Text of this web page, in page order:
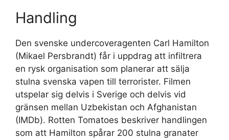
Handling
Den svenske undercoveragenten Carl Hamilton
(Mikael Persbrandt) får i uppdrag att infiltrera
en rysk organisation som planerar att sälja
stulna svenska vapen till terrorister. Filmen
utspelar sig delvis i Sverige och delvis vid
gränsen mellan Uzbekistan och Afghanistan
(IMDb). Rotten Tomatoes beskriver handlingen
som att Hamilton spårar 200 stulna granater